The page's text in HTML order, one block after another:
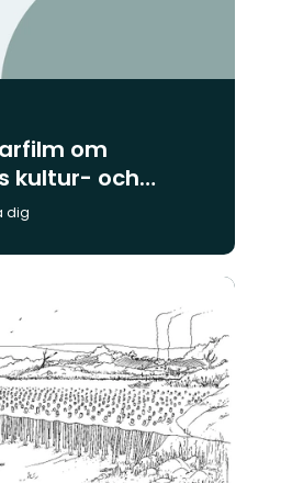
om
kultur- och
dig